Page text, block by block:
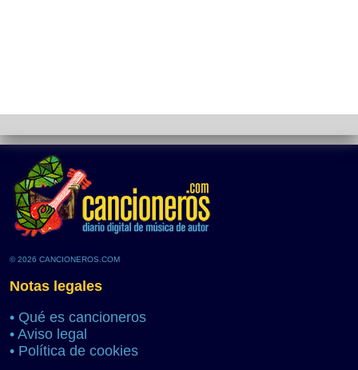
© 2026 CANCIONEROS.COM
Notas legales
• Qué es cancioneros
• Aviso legal
• Política de cookies